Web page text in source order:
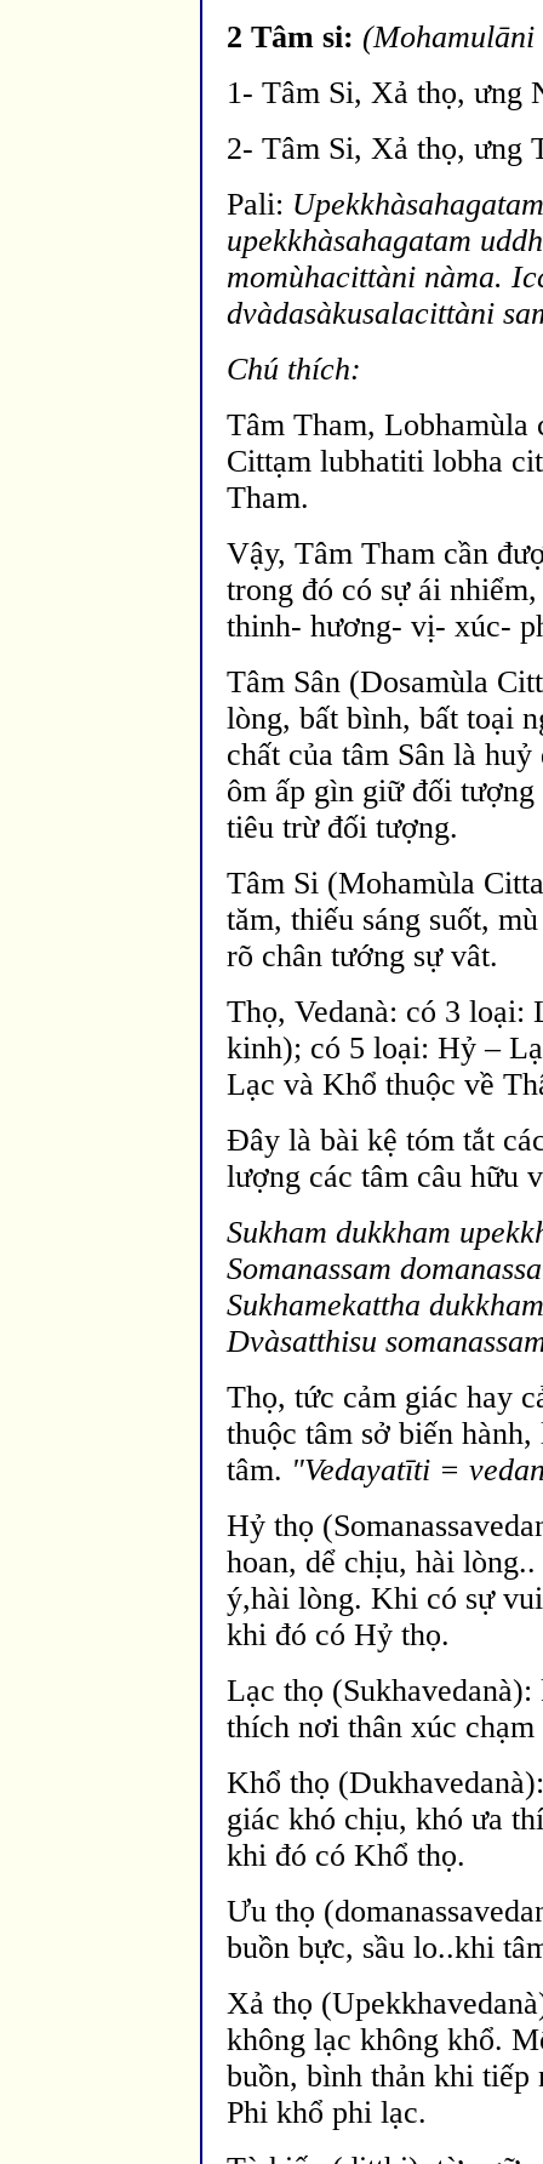
2 Tâm si: (Mohamulāni
1- Tâm Si, Xả thọ, ưng
2- Tâm Si, Xả thọ, ưng
Pali:
upekkhàsahagatam
momùhacittàni nàma.
dvàdasàkusalacittàni
Chú thích:
Tâm Tham, Lobhamùla
Cittạm lubhatiti lobha
Tham.
Vậy, Tâm Tham cần
trong đó có sự ái
thinh- hương- vị- xúc-
Tâm Sân (Dosamùla
lòng, bất bình, bất toại
chất của tâm Sân là
ôm ấp gìn giữ đối tượng
tiêu trừ đối tượng.
Tâm Si (Mohamùla
tăm, thiếu sáng suốt, m
rõ chân tướng sự vât.
Thọ, Vedanà: có 3 loại:
kinh); có 5 loại: Hỷ –
Lạc và Khổ thuộc về
Đây là bài kệ tóm tắt
lượng các tâm câu hữu
Sukham dukkham
Somanassam
Sukhamekattha
Dvàsatthisu
Thọ, tức cảm giác hay
thuộc tâm sở biến
tâm. "Vedayatīti =
Hỷ thọ
hoan, dể chịu, hài
ý,hài lòng. Khi có sự
khi đó có Hỷ thọ.
Lạc thọ
thích nơi thân xúc
Khổ thọ
giác khó chịu, khó ưa
khi đó có Khổ thọ.
Ưu thọ
buồn bực, sầu lo..khi
Xả thọ
không lạc không khổ.
buồn, bình thản khi tiếp
Phi khổ phi lạc.